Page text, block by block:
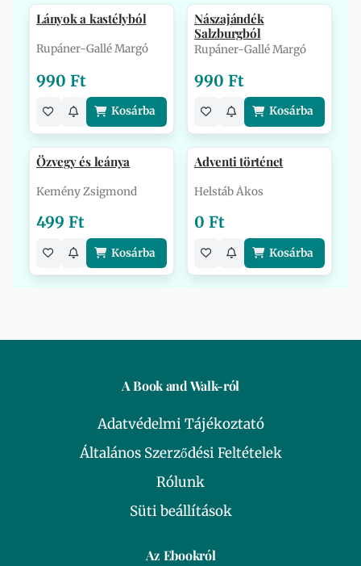
Lányok a kastélyból
Rupáner-Gallé Margó
990 Ft
Kosárba
Nászajándék
Salzburgból
Rupáner-Gallé Margó
990 Ft
Kosárba
Özvegy és leánya
Kemény Zsigmond
499 Ft
Kosárba
Adventi történet
Helstáb Ákos
0 Ft
Kosárba
A Book and Walk-ról
Adatvédelmi Tájékoztató
Általános Szerződési Feltételek
Rólunk
Süti beállítások
Az Ebookról